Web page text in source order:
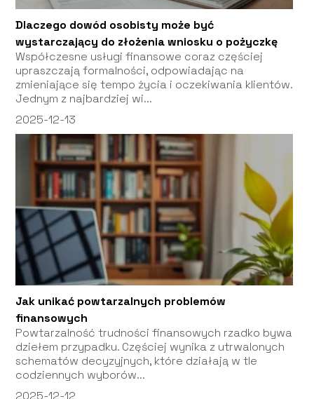
Dlaczego dowód osobisty może być
wystarczający do złożenia wniosku o pożyczkę
Współczesne usługi finansowe coraz częściej
upraszczają formalności, odpowiadając na
zmieniające się tempo życia i oczekiwania klientów.
Jednym z najbardziej wi...
2025-12-13
Jak unikać powtarzalnych problemów
finansowych
Powtarzalność trudności finansowych rzadko bywa
dziełem przypadku. Częściej wynika z utrwalonych
schematów decyzyjnych, które działają w tle
codziennych wyborów...
2025-12-12